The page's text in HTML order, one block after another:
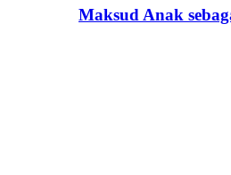
Maksud Anak